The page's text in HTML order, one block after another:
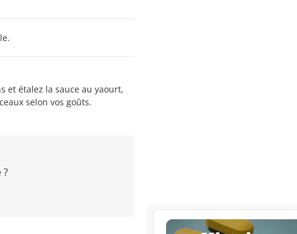
et étalez la sauce au yaourt,
selon vos goûts.
?